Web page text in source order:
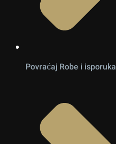
Povraćaj Robe i isporuka